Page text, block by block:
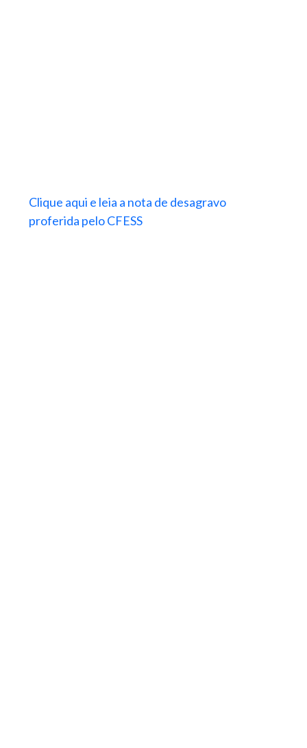
Clique aqui e leia a nota de desagravo
proferida pelo CFESS